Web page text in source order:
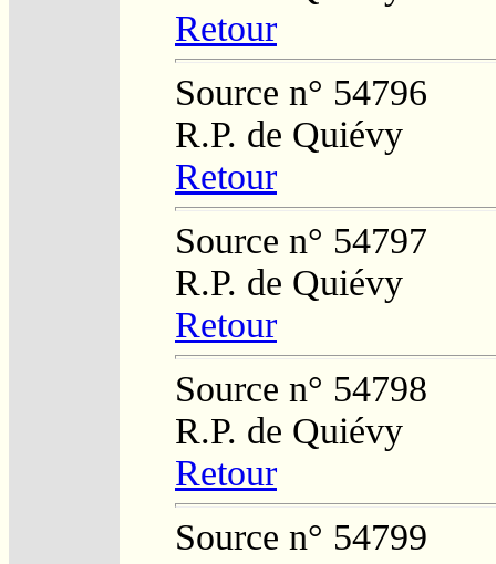
Retour
Source n° 54796
R.P. de Quiévy
Retour
Source n° 54797
R.P. de Quiévy
Retour
Source n° 54798
R.P. de Quiévy
Retour
Source n° 54799